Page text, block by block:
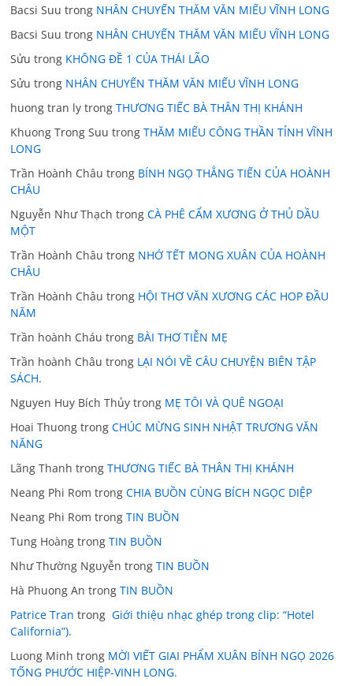
Bacsi Suu trong NHÂN CHUYẾN THĂM VĂN MIẾU VĨNH LONG
Bacsi Suu trong NHÂN CHUYẾN THĂM VĂN MIẾU VĨNH LONG
Sửu trong KHÔNG ĐỀ 1 CỦA THÁI LÃO
Sửu trong NHÂN CHUYẾN THĂM VĂN MIẾU VĨNH LONG
huong tran ly trongTHƯƠNG TIẾC BÀ THÂN THỊ KHÁNH
Khuong Trong Suu trongTHĂM MIẾU CÔNG THẦN TỈNH VĨNH
LONG
Trần Hoành Châu trong BÍNH NGỌ THẲNG TIẾN CỦA HOÀNH
CHÂU
Nguyễn Như Thạch trongCÀ PHÊ CẨM XƯƠNG Ở THỦ DẦU
MỘT
Trần Hoành Châu trong NHỚ TẾT MONG XUÂN CỦA HOÀNH
CHÂU
Trần Hoành Châu trong HỘI THƠ VĂN XƯƠNG CÁC HOP ĐẦU
NĂM
Trần hoành Cháu trong BÀI THƠ TIỄN MẸ
Trần hoành Châu trong LẠI NÓI VỀ CÂU CHUYỆN BIÊN TẬP
SÁCH.
Nguyen Huy Bích Thủy trong MẸ TÔI VÀ QUÊ NGOẠI
Hoai Thuong trongCHÚC MỪNG SINH NHẬT TRƯƠNG VĂN
NĂNG
Lãng Thanh trongTHƯƠNG TIẾC BÀ THÂN THỊ KHÁNH
Neang Phi Rom trongCHIA BUỒN CÙNG BÍCH NGỌC DIỆP
Neang Phi Rom trongTIN BUỒN
Tung Hoàng trongTIN BUỒN
Như Thường Nguyễn trongTIN BUỒN
Hà Phuong An trongTIN BUỒN
Patrice Tran trong Giới thiệu nhạc ghép trong clip: “Hotel
California”).
Luong Minh trong MỜI VIẾT GIAI PHẨM XUÂN BÍNH NGỌ 2026
TỐNG PHƯỚC HIỆP-VINH LONG.